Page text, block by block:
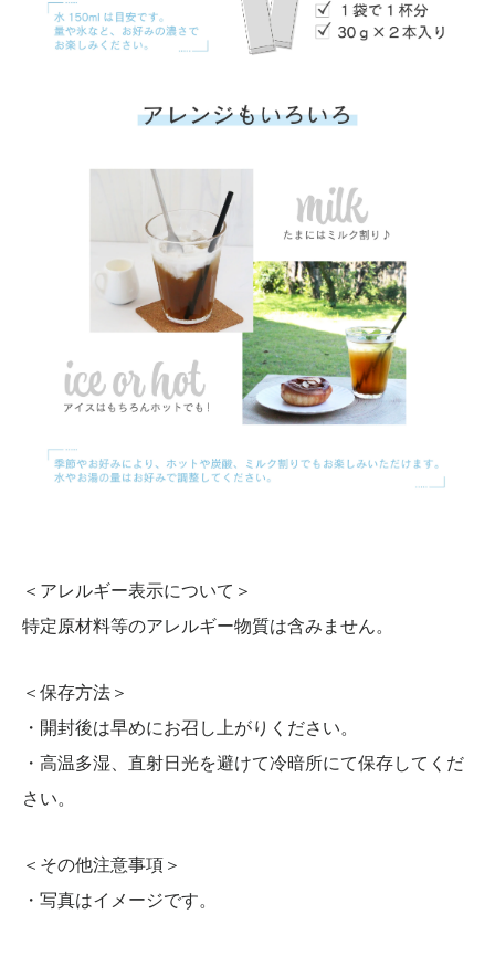
＜アレルギー表示について＞
特定原材料等のアレルギー物質は含みません。
＜保存方法＞
・開封後は早めにお召し上がりください。
・高温多湿、直射日光を避けて冷暗所にて保存してくだ
さい。
＜その他注意事項＞
・写真はイメージです。